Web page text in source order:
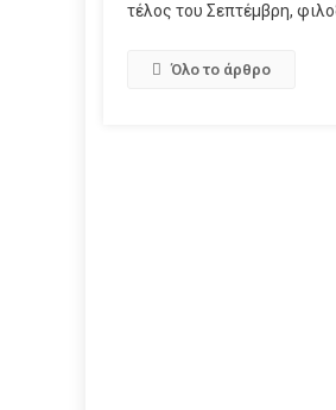
τέλος του Σεπτέμβρη,
Όλο το άρθρο